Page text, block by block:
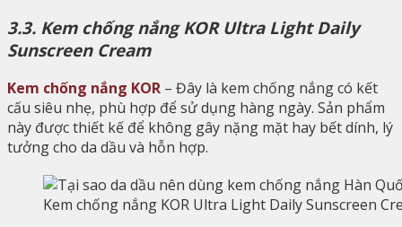
3.3. Kem chống nắng KOR Ultra Light Daily
Sunscreen Cream
Kem chống nắng KOR – Đây là kem chống nắng có kết
cấu siêu nhẹ, phù hợp để sử dụng hàng ngày. Sản phẩm
này được thiết kế để không gây nặng mặt hay bết dính, lý
tưởng cho da dầu và hỗn hợp.
Kem chống nắng KOR Ultra Light Daily Sunscreen